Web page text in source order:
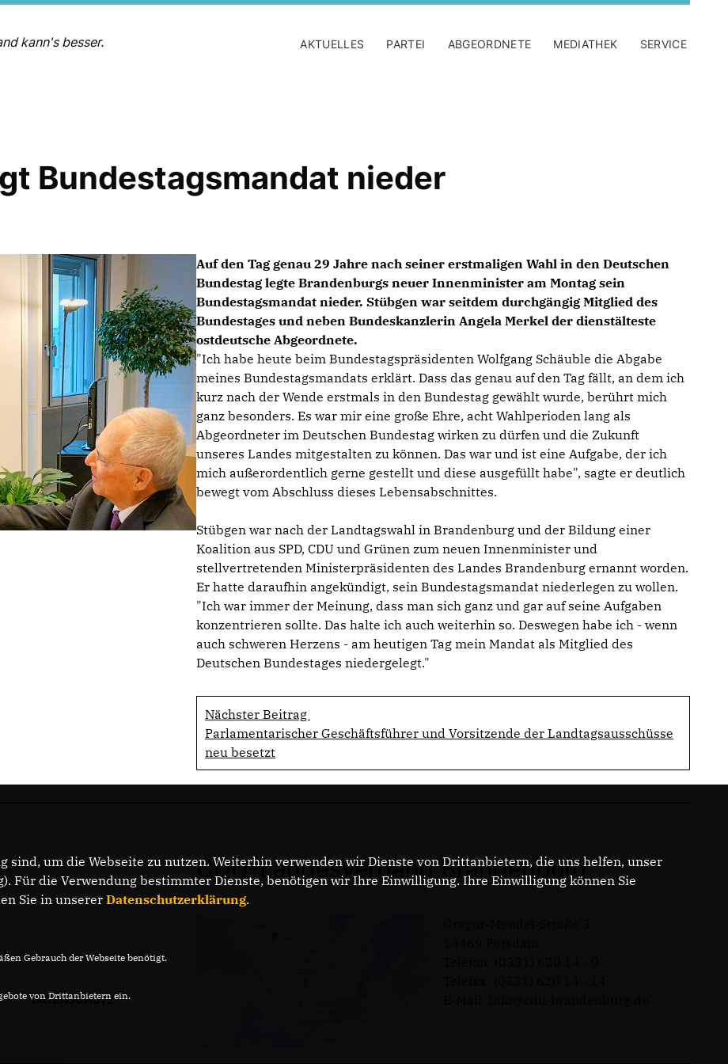
kann's besser. AKTUELLES PARTEI ABGEORDNETE MEDIATHEK SERVICE
Bundestagsmandat nieder
Auf den Tag genau 29 Jahre nach seiner erstmaligen Wahl in den Deutschen
Bundestag legte Brandenburgs neuer Innenminister am Montag sein
Bundestagsmandat nieder. Stübgen war seitdem durchgängig Mitglied des
Bundestages und neben Bundeskanzlerin Angela Merkel der dienstälteste
ostdeutsche Abgeordnete.
"Ich habe heute beim Bundestagspräsidenten Wolfgang Schäuble die Abgabe
meines Bundestagsmandats erklärt. Dass das genau auf den Tag fällt, an dem ich
kurz nach der Wende erstmals in den Bundestag gewählt wurde, berührt mich
ganz besonders. Es war mir eine große Ehre, acht Wahlperioden lang als
Abgeordneter im Deutschen Bundestag wirken zu dürfen und die Zukunft
unseres Landes mitgestalten zu können. Das war und ist eine Aufgabe, der ich
mich außerordentlich gerne gestellt und diese ausgefüllt habe", sagte er deutlich
bewegt vom Abschluss dieses Lebensabschnittes.
Stübgen war nach der Landtagswahl in Brandenburg und der Bildung einer
Koalition aus SPD, CDU und Grünen zum neuen Innenminister und
stellvertretenden Ministerpräsidenten des Landes Brandenburg ernannt worden.
Er hatte daraufhin angekündigt, sein Bundestagsmandat niederlegen zu wollen.
"Ich war immer der Meinung, dass man sich ganz und gar auf seine Aufgaben
konzentrieren sollte. Das halte ich auch weiterhin so. Deswegen habe ich - wenn
auch schweren Herzens - am heutigen Tag mein Mandat als Mitglied des
Deutschen Bundestages niedergelegt."
Nächster Beitrag
Parlamentarischer Geschäftsführer und Vorsitzende der Landtagsausschüsse
neu besetzt
DATENSCHUTZ
CDU-Landesverband Brandenburg
sind, um die Webseite zu nutzen. Weiterhin verwenden wir Dienste von Drittanbietern, die uns helfen, unser
Für die Verwendung bestimmter Dienste, benötigen wir Ihre Einwilligung. Ihre Einwilligung können Sie
Sie in unserer Datenschutzerklärung.
Gebrauch der Webseite benötigt.
von Drittanbietern ein.